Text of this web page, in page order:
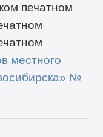
печатном
местного
№